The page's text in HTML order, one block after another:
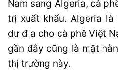
Nam sang Algeria, cà
trị xuất khẩu. Algeria là
dư địa cho cà phê Việt
gần đây cũng là mặt
thị trường này.